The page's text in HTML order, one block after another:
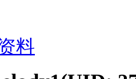
料